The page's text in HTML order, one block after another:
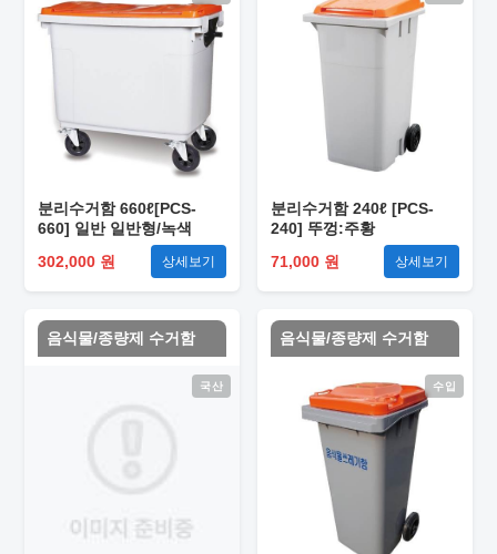
분리수거함 660ℓ[PCS-
660] 일반 일반형/녹색
302,000 원
상세보기
분리수거함 240ℓ [PCS-
240] 뚜껑:주황
71,000 원
상세보기
음식물/종량제 수거함
국산
음식물/종량제 수거함
수입